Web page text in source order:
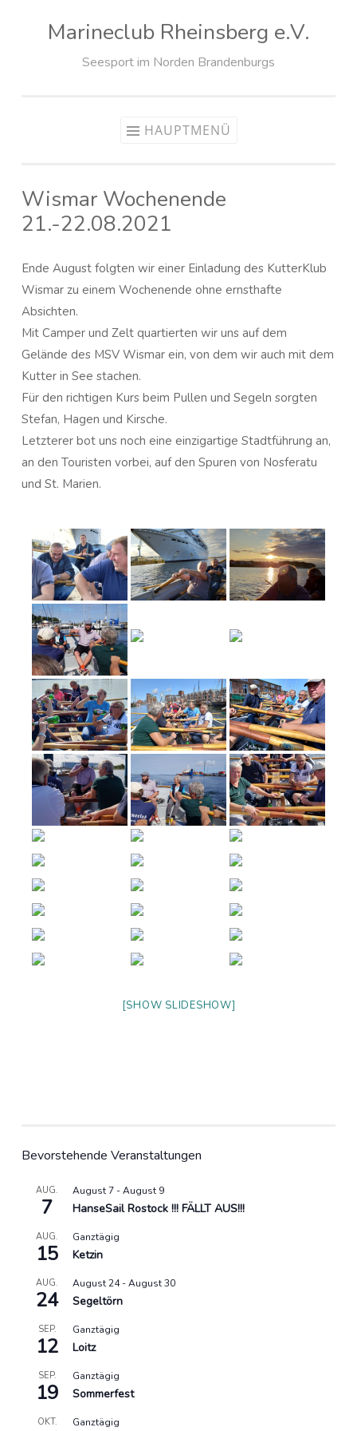
Marineclub Rheinsberg e.V.
Seesport im Norden Brandenburgs
HAUPTMENÜ
Wismar Wochenende
21.-22.08.2021
Ende August folgten wir einer Einladung des KutterKlub
Wismar zu einem Wochenende ohne ernsthafte
Absichten.
Mit Camper und Zelt quartierten wir uns auf dem
Gelände des MSV Wismar ein, von dem wir auch mit dem
Kutter in See stachen.
Für den richtigen Kurs beim Pullen und Segeln sorgten
Stefan, Hagen und Kirsche.
Letzterer bot uns noch eine einzigartige Stadtführung an,
an den Touristen vorbei, auf den Spuren von Nosferatu
und St. Marien.
[SHOW SLIDESHOW]
Bevorstehende Veranstaltungen
AUG.
7
August 7 -August 9
HanseSail Rostock !!! FÄLLT AUS!!!
AUG.
15
Ganztägig
Ketzin
AUG.
24
August 24-August 30
Segeltörn
SEP.
12
Ganztägig
Loitz
SEP.
19
Ganztägig
Sommerfest
OKT. Ganztägig